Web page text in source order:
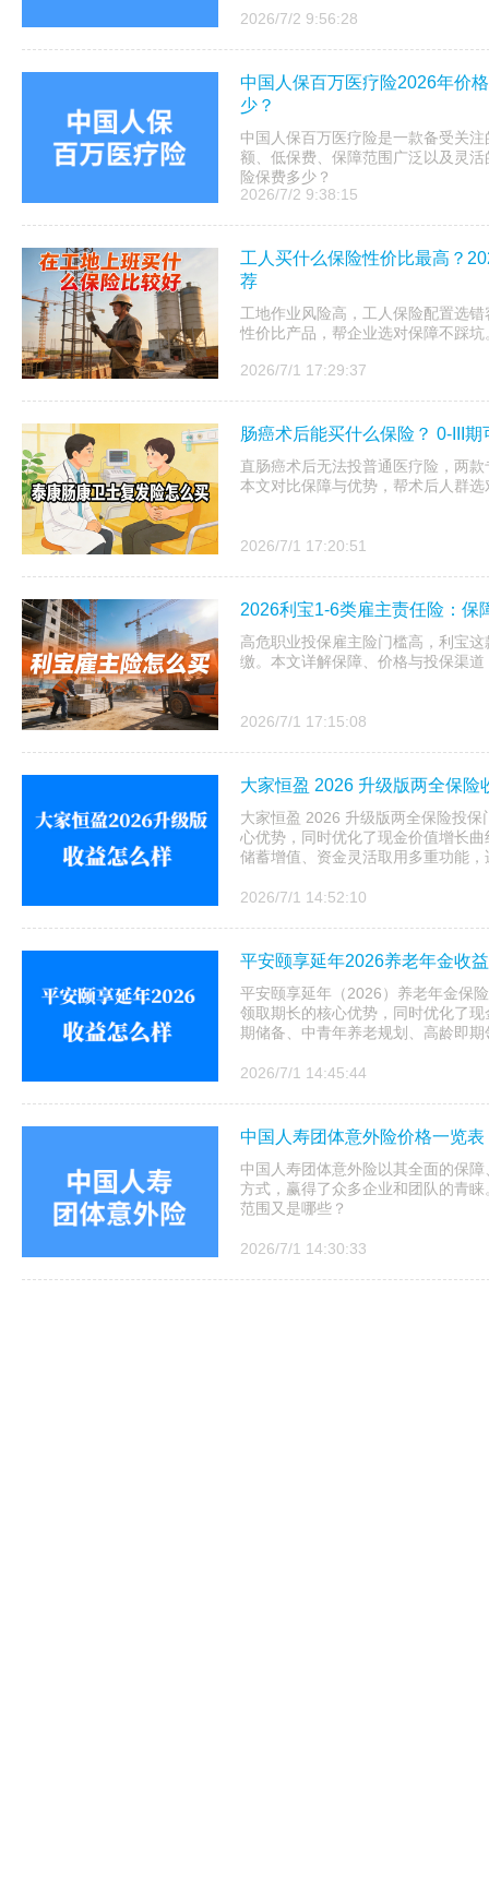
2026/7/2 9:56:28
中国人保百万医疗险2026年价
少？
中国人保百万医疗险是一款备受关
额、低保费、保障范围广泛以及灵
险保费多少？
2026/7/2 9:38:15
工人买什么保险性价比最高？
荐
工地作业风险高，工人保险配置选
性价比产品，帮企业选对保障不踩坑
2026/7/1 17:29:37
肠癌术后能买什么保险？ 0-III
直肠癌术后无法投普通医疗险，两
本文对比保障与优势，帮术后人群选
2026/7/1 17:20:51
2026利宝1-6类雇主责任险：保
高危职业投保雇主险门槛高，利宝
缴。本文详解保障、价格与投保渠
2026/7/1 17:15:08
大家恒盈 2026 升级版两全保险
大家恒盈 2026 升级版两全保险投
心优势，同时优化了现金价值增长
储蓄增值、资金灵活取用多重功能
2026/7/1 14:52:10
平安颐享延年2026养老年金收
平安颐享延年（2026）养老年金保
领取期长的核心优势，同时优化了
期储备、中青年养老规划、高龄即
2026/7/1 14:45:44
中国人寿团体意外险价格一览
中国人寿团体意外险以其全面的保
方式，赢得了众多企业和团队的青
范围又是哪些？
2026/7/1 14:30:33